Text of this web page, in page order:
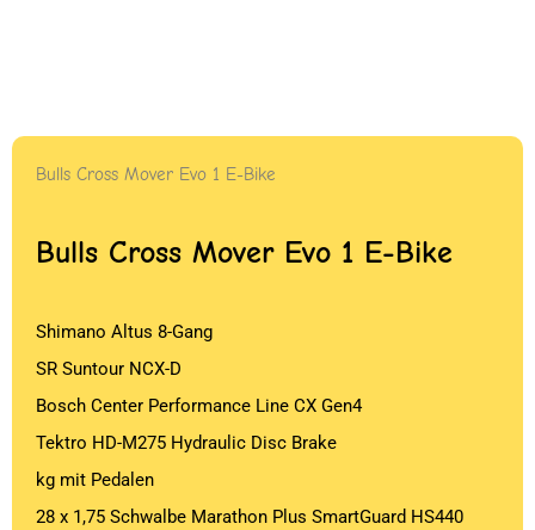
Bulls Cross Mover Evo 1 E-Bike
Bulls Cross Mover Evo 1 E-Bike
Shimano Altus 8-Gang
SR Suntour NCX-D
Bosch Center Performance Line CX Gen4
Tektro HD-M275 Hydraulic Disc Brake
kg mit Pedalen
28 x 1,75 Schwalbe Marathon Plus SmartGuard HS440